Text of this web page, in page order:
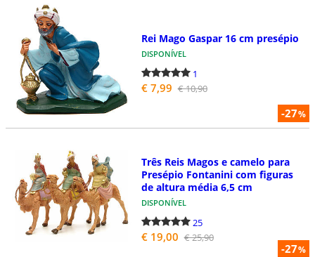
-27%
Rei Mago Gaspar 16 cm presépio
DISPONÍVEL
1
€ 7,99 € 10,90
-27%
Três Reis Magos e camelo para
Presépio Fontanini com figuras
de altura média 6,5 cm
DISPONÍVEL
25
€ 19,00 € 25,90